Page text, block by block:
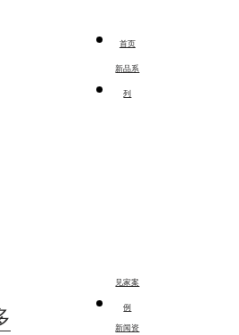
首页
新品系
列
见家案
例
新闻资